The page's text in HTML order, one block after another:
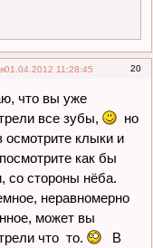
20
01.04.2012 11:28:45
что вы уже
все зубы,
но
осмотрите клыки и
как бы
со стороны нёба.
неравномерно
может вы
что то.
В